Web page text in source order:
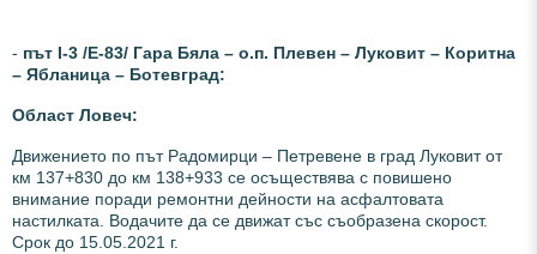
- път І-3 /Е-83/ Гара Бяла – о.п. Плевен – Луковит – Коритна
– Ябланица – Ботевград:
Област Ловеч:
Движението по път Радомирци – Петревене в град Луковит от
км 137+830 до км 138+933 се осъществява с повишено
внимание поради ремонтни дейности на асфалтовата
настилката. Водачите да се движат със съобразена скорост.
Срок до 15.05.2021 г.